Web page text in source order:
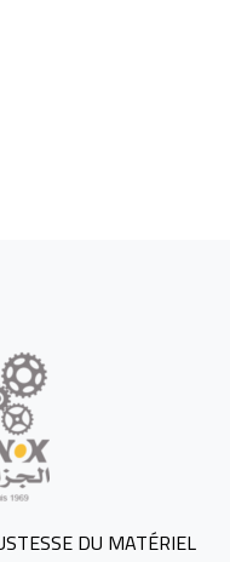
DU MATÉRIEL